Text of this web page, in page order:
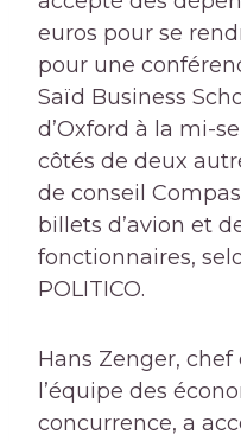
euros pour se
pour une
Saïd Business
d’Oxford à la mi-
côtés de deux
de conseil
billets d’avion et
fonctionnaires,
POLITICO.
Hans Zenger, chef
l’équipe des
concurrence, a